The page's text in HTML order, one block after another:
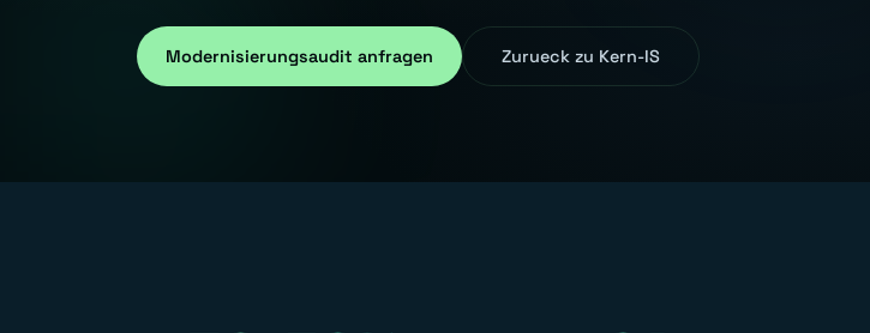
Modernisierungsaudit anfragen Zurueck zu Kern-IS